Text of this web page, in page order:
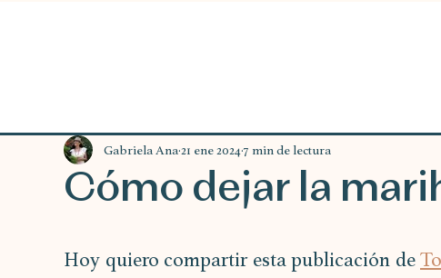
Cómo dejar la
Gabriela Ana 21 ene 2024 7 min de lectura
Hoy quiero compartir esta publicación de